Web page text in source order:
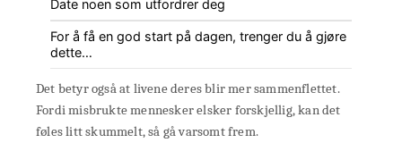
Date noen som utfordrer deg
For å få en god start på dagen, trenger du å gjøre
dette…
Det betyr også at livene deres blir mer sammenflettet.
Fordi misbrukte mennesker elsker forskjellig, kan det
føles litt skummelt, så gå varsomt frem.